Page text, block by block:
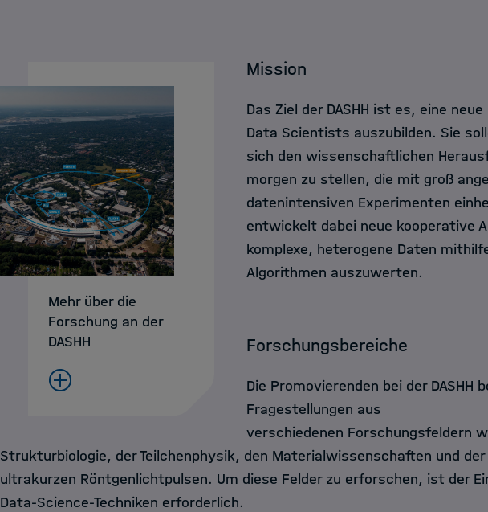
Mehr über die
Forschung an der
DASHH
Mission
Das Ziel der DASHH ist es, eine
Data Scientists auszubilden. Sie
sich den wissenschaftlichen
morgen zu stellen, die mit groß
datenintensiven Experimenten
entwickelt dabei neue kooperative
komplexe, heterogene Daten
Algorithmen auszuwerten.
Forschungsbereiche
Die Promovierenden bei der DASHH
Fragestellungen aus
verschiedenen Forschungsfeldern
Strukturbiologie, der Teilchenphysik, den Materialwissenschaften und
ultrakurzen Röntgenlichtpulsen. Um diese Felder zu erforschen, ist der
Data-Science-Techniken erforderlich.